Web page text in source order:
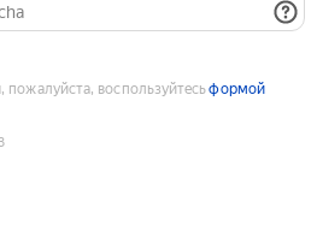
воспользуйтесьформой